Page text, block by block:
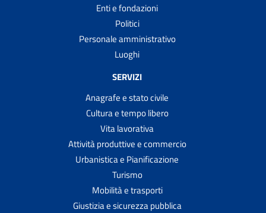
Enti e fondazioni
Politici
Personale amministrativo
Luoghi
SERVIZI
Anagrafe e stato civile
Cultura e tempo libero
Vita lavorativa
Attività produttive e commercio
Urbanistica e Pianificazione
Turismo
Mobilità e trasporti
Giustizia e sicurezza pubblica